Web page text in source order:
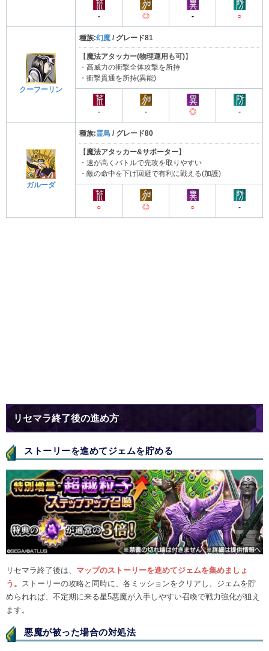
- ◎ - ○
クーフーリン
種族:幻魔 / グレード81
【 魔法アタッカー(物理運用も可)】
・高威力の衝撃全体攻撃を所持
・衝撃貫通を所持(異能)
- - ◎ -
ガルーダ
種族:霊鳥 / グレード80
【 魔法アタッカー&サポーター】
・速が高くバトルで先攻を取りやすい
・敵の命中を下げ回避で有利に戦える(加護)
○ ◎ ○ -
リセマラ終了後の進め方
ストーリーを進めてジェムを貯める
リセマラ終了後は、 マップのストーリーを進めてジェムを集めましょ
う。
ストーリーの攻略と同時に、各ミッションをクリアし、ジェムを貯
められれば、不定期に来る星5悪魔が入手しやすい召喚で戦力強化が狙え
ます。
悪魔が被った場合の対処法